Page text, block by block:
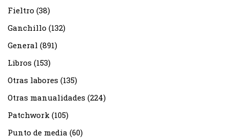
Fieltro (38)
Ganchillo (132)
General (891)
Libros (153)
Otras labores (135)
Otras manualidades (224)
Patchwork (105)
Punto de media (60)